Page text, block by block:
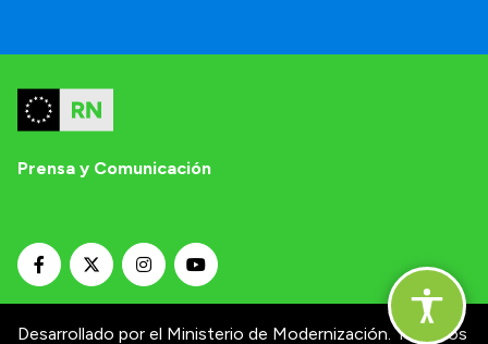
Prensa y Comunicación
Desarrollado por el Ministerio de Modernización. Términos